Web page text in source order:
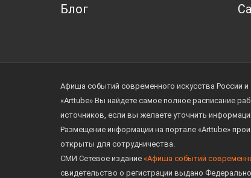
Блог
Афиша событий современного искусства России
«Arttube» Вы найдете самое полное расписание
источников, если вы желаете уточнить
Размещение информации на портале «Arttube»
открыты для сотрудничества.
СМИ Сетевое издание «Афиша событий
свидетельство о регистрации выдано